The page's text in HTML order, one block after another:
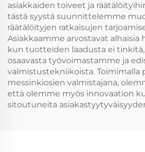
asiakkaiden toiveet ja
tästä syystä suunnittelemme
räätälöityjen ratkaisujen
Asiakkaamme arvostavat alhaisia
kun tuotteiden laadusta ei
osaavasta työvoimastamme ja
valmistustekniikoista. Toimimalla
messinkiosien valmistajana,
että olemme myös innovaation
sitoutuneita